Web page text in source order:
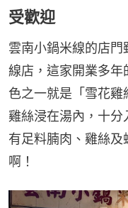
受歡迎
雲南小鍋米線的店
線店，這家開業多
色之一就是「雪花
雞絲浸在湯內，十分
有足料腩肉、雞絲及
啊！